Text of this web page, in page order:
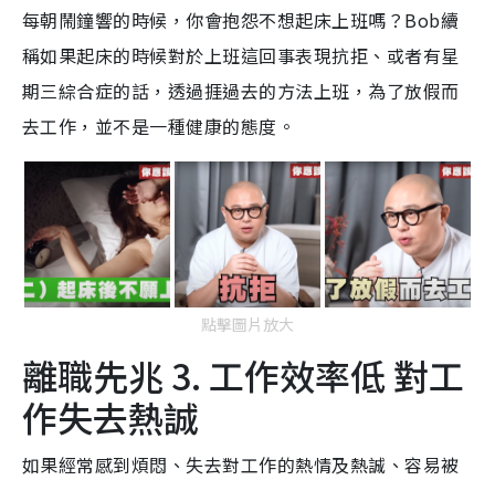
每朝鬧鐘響的時候，你會抱怨不想起床上班嗎？Bob續
稱如果起床的時候對於上班這回事表現抗拒、或者有星
期三綜合症的話，透過捱過去的方法上班，為了放假而
去工作，並不是一種健康的態度。
點擊圖片放大
離職先兆 3. 工作效率低 對工
作失去熱誠
如果經常感到煩悶、失去對工作的熱情及熱誠、容易被